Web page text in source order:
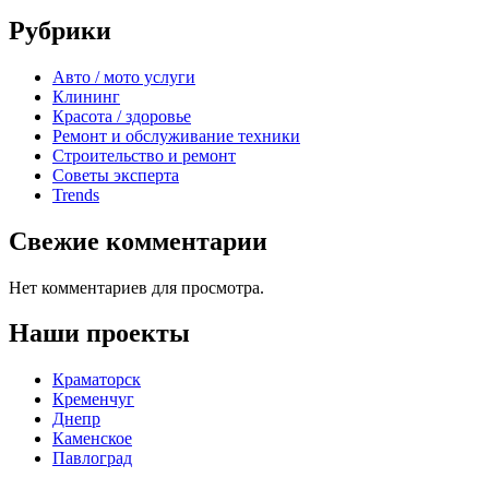
Рубрики
Авто / мото услуги
Клининг
Красота / здоровье
Ремонт и обслуживание техники
Строительство и ремонт
Советы эксперта
Trends
Свежие комментарии
Нет комментариев для просмотра.
Наши проекты
Краматорск
Кременчуг
Днепр
Каменское
Павлоград